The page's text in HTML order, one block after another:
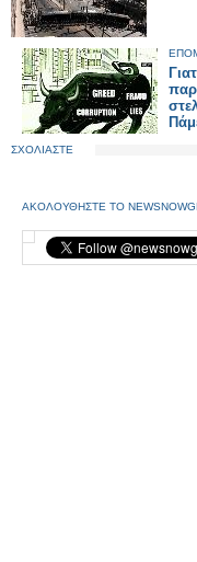
ΣΧΟΛΙΑΣΤΕ
ΑΚΟΛΟΥΘΗΣΤΕ ΤΟ